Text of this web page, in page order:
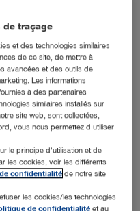
de traçage
et des technologies similaires
de ce site, de mettre à
avancées et des outils de
Les informations
à des partenaires
similaires installés sur
site web, sont collectées,
vous nous permettez d'utiliser
le principe d'utilisation et de
les cookies, voir les différents
confidentialité de notre site
les cookies/les technologies
de confidentialité et au